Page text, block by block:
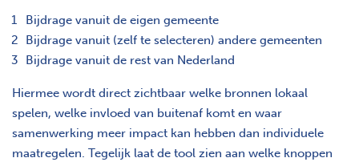
Bijdrage vanuit de eigen gemeente
Bijdrage vanuit (zelf te selecteren) andere gemeenten
Bijdrage vanuit de rest van Nederland
Hiermee wordt direct zichtbaar welke bronnen lokaal
spelen, welke invloed van buitenaf komt en waar
samenwerking meer impact kan hebben dan individuele
maatregelen. Tegelijk laat de tool zien aan welke knoppen